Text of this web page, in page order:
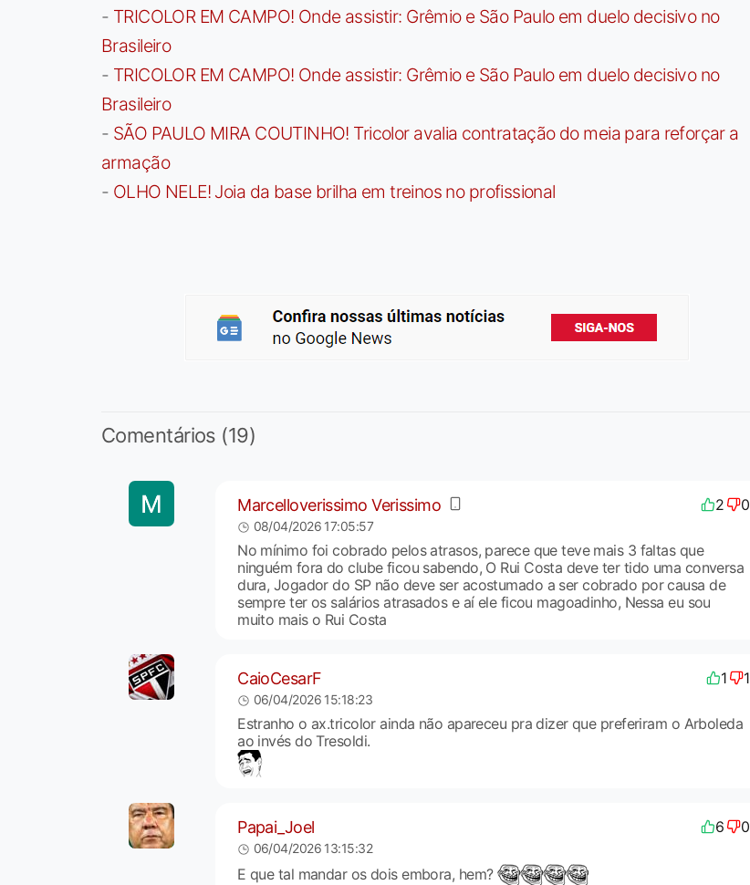
- TRICOLOR EM CAMPO! Onde assistir: Grêmio e São Paulo em duelo decisivo no
Brasileiro
- TRICOLOR EM CAMPO! Onde assistir: Grêmio e São Paulo em duelo decisivo no
Brasileiro
- SÃO PAULO MIRA COUTINHO! Tricolor avalia contratação do meia para reforçar a
armação
- OLHO NELE! Joia da base brilha em treinos no profissional
Comentários (19)
Marcelloverissimo Verissimo 2 0
08/04/2026 17:05:57
No mínimo foi cobrado pelos atrasos, parece que teve mais 3 faltas que
ninguém fora do clube ficou sabendo, O Rui Costa deve ter tido uma conversa
dura, Jogador do SP não deve ser acostumado a ser cobrado por causa de
sempre ter os salários atrasados e aí ele ficou magoadinho, Nessa eu sou
muito mais o Rui Costa
CaioCesarF 1 1
06/04/2026 15:18:23
Estranho o ax.tricolor ainda não apareceu pra dizer que preferiram o Arboleda
ao invés do Tresoldi.
Papai_Joel 6 0
06/04/2026 13:15:32
E que tal mandar os dois embora, hem?